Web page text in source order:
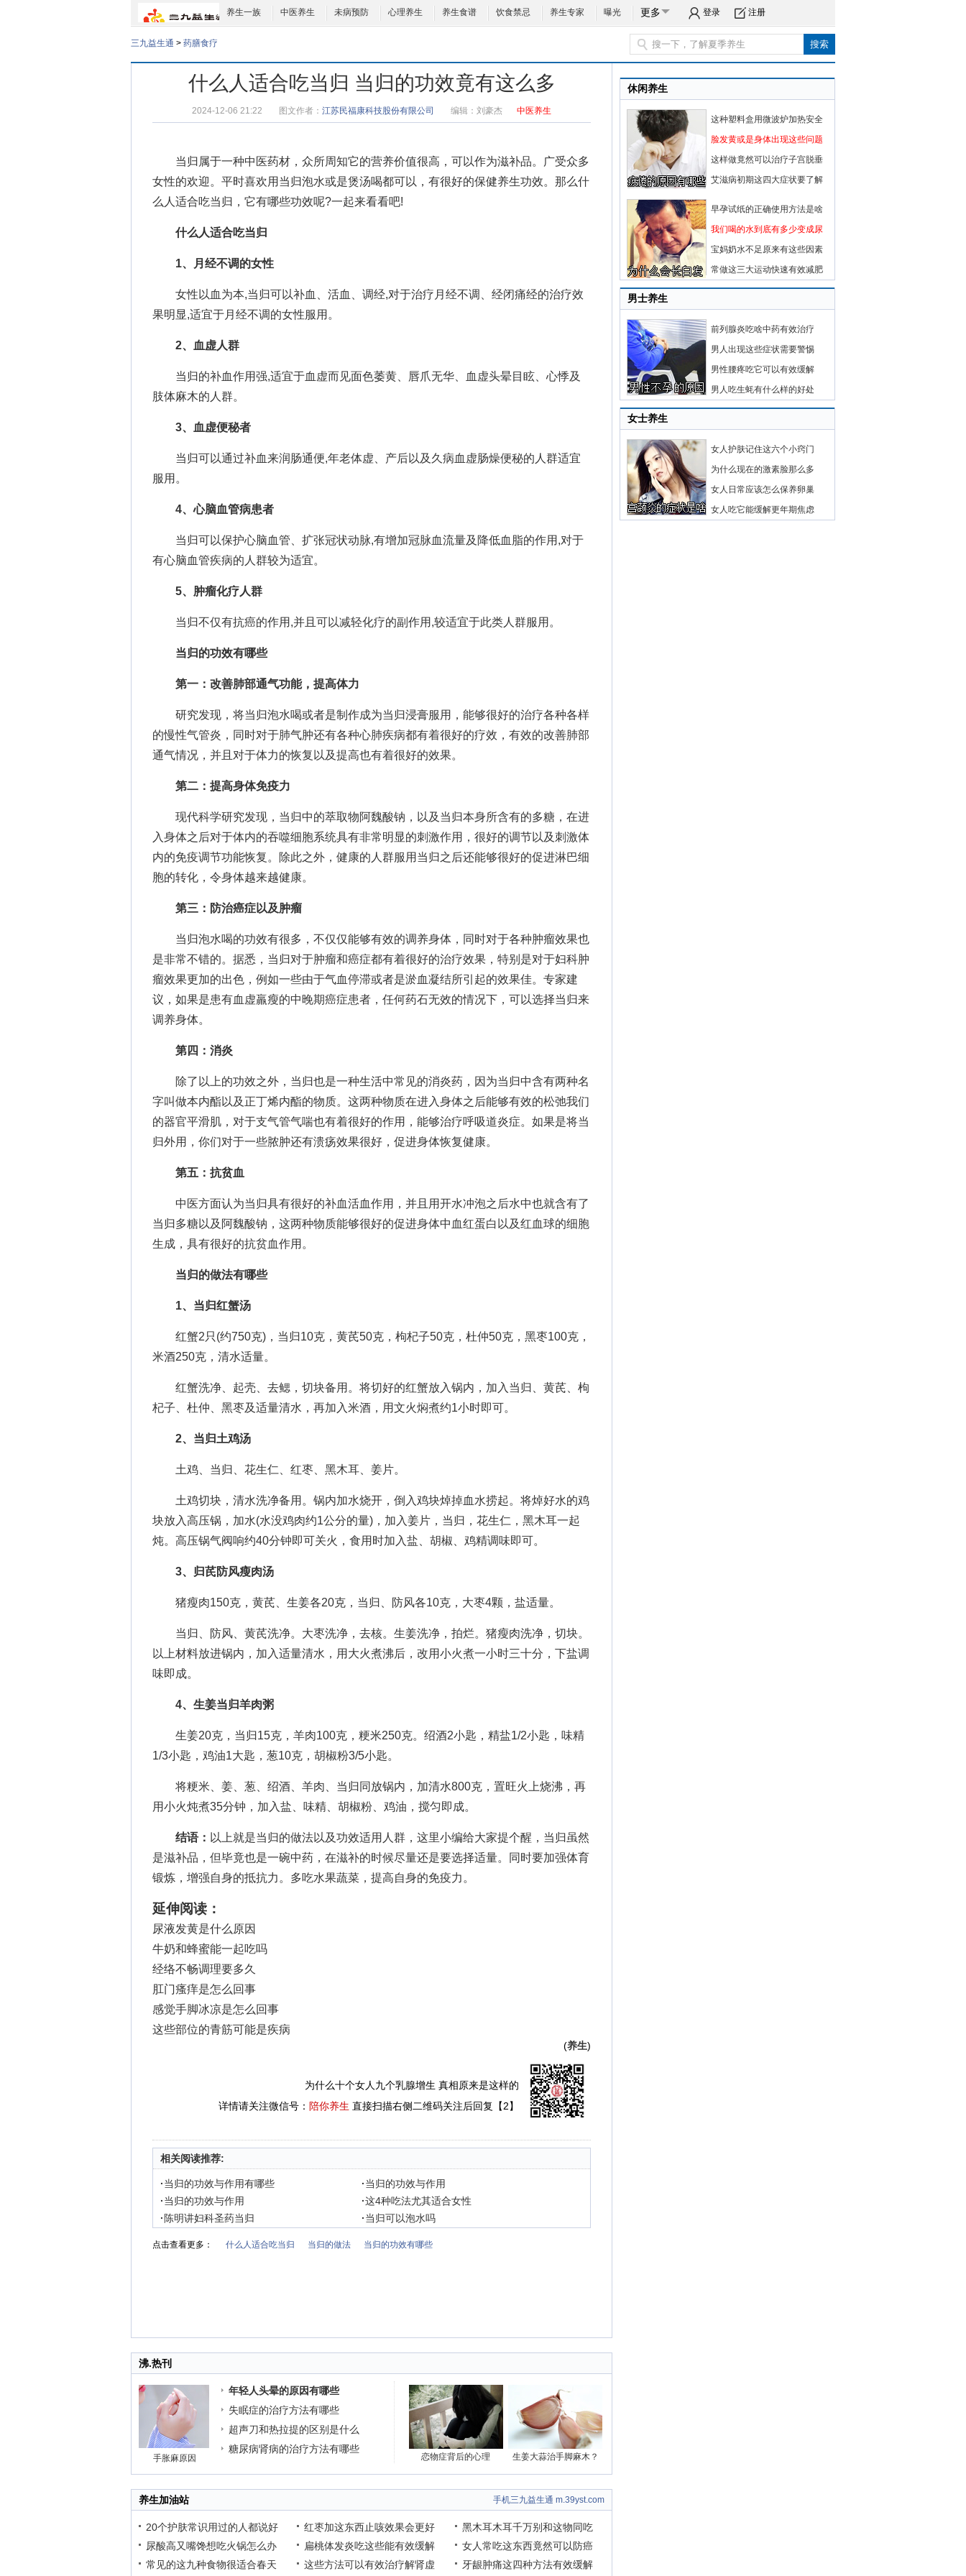
养生一族 中医养生 未病预防 心理养生 养生食谱 饮食禁忌 养生专家 曝光 更多 登录 注册
三九益生通 > 药膳食疗
什么人适合吃当归 当归的功效竟有这么多
2024-12-06 21:22 图文作者： 江苏民福康科技股份有限公司 编辑： 刘豪杰 中医养生
当归属于一种中医药材，众所周知它的营养价值很高，可以作为滋补品。广受众多
女性的欢迎。平时喜欢用当归泡水或是煲汤喝都可以，有很好的保健养生功效。那么什
么人适合吃当归 ，它有哪些功效呢?一起来看看吧!
什么人适合吃当归
1、月经不调的女性
女性以血为本,当归可以补血、活血、调经,对于治疗月经不调、经闭痛经的治疗效
果明显,适宜于月经不调的女性服用。
2、血虚人群
当归的补血作用强,适宜于血虚而见面色萎黄、唇爪无华、血虚头晕目眩、心悸及
肢体麻木的人群。
3、血虚便秘者
当归可以通过补血来润肠通便,年老体虚、产后以及久病血虚肠燥便秘的人群适宜
服用。
4、心脑血管病患者
当归可以保护心脑血管、扩张冠状动脉,有增加冠脉血流量及降低血脂的作用,对于
有心脑血管疾病的人群较为适宜。
5、肿瘤化疗人群
当归不仅有抗癌的作用,并且可以减轻化疗的副作用,较适宜于此类人群服用。
当归的功效有哪些
第一：改善肺部通气功能，提高体力
研究发现，将当归泡水喝或者是制作成为当归浸膏服用，能够很好的治疗各种各样
的慢性气管炎，同时对于肺气肿还有各种心肺疾病都有着很好的疗效，有效的改善肺部
通气情况，并且对于体力的恢复以及提高也有着很好的效果。
第二：提高身体免疫力
现代科学研究发现，当归中的萃取物阿魏酸钠，以及当归本身所含有的多糖，在进
入身体之后对于体内的吞噬细胞系统具有非常明显的刺激作用，很好的调节以及刺激体
内的免疫调节功能恢复。除此之外，健康的人群服用当归之后还能够很好的促进淋巴细
胞的转化，令身体越来越健康。
第三：防治癌症以及肿瘤
当归泡水喝的功效有很多，不仅仅能够有效的调养身体，同时对于各种肿瘤效果也
是非常不错的。据悉，当归对于肿瘤和癌症都有着很好的治疗效果，特别是对于妇科肿
瘤效果更加的出色，例如一些由于气血停滞或者是淤血凝结所引起的效果佳。专家建
议，如果是患有血虚羸瘦的中晚期癌症患者，任何药石无效的情况下，可以选择当归来
调养身体。
第四：消炎
除了以上的功效之外，当归也是一种生活中常见的消炎药，因为当归中含有两种名
字叫做本内酯以及正丁烯内酯的物质。这两种物质在进入身体之后能够有效的松弛我们
的器官平滑肌，对于支气管气喘也有着很好的作用，能够治疗呼吸道炎症。如果是将当
归外用，你们对于一些脓肿还有溃疡效果很好，促进身体恢复健康。
第五：抗贫血
中医方面认为当归具有很好的补血活血作用，并且用开水冲泡之后水中也就含有了
当归多糖以及阿魏酸钠，这两种物质能够很好的促进身体中血红蛋白以及红血球的细胞
生成，具有很好的抗贫血作用。
当归的做法有哪些
1、当归红蟹汤
红蟹2只(约750克)，当归10克，黄芪50克，枸杞子50克，杜仲50克，黑枣100克，
米酒250克，清水适量。
红蟹洗净、起壳、去鳃，切块备用。将切好的红蟹放入锅内，加入当归、黄芪、枸
杞子、杜仲、黑枣及适量清水，再加入米酒，用文火焖煮约1小时即可。
2、当归土鸡汤
土鸡、当归、花生仁、红枣、黑木耳、姜片。
土鸡切块，清水洗净备用。锅内加水烧开，倒入鸡块焯掉血水捞起。将焯好水的鸡
块放入高压锅，加水(水没鸡肉约1公分的量)，加入姜片，当归，花生仁，黑木耳一起
炖。高压锅气阀响约40分钟即可关火，食用时加入盐、胡椒、鸡精调味即可。
3、归芪防风瘦肉汤
猪瘦肉150克，黄芪、生姜各20克，当归、防风各10克，大枣4颗，盐适量。
当归、防风、黄芪洗净。大枣洗净，去核。生姜洗净，拍烂。猪瘦肉洗净，切块。
以上材料放进锅内，加入适量清水，用大火煮沸后，改用小火煮一小时三十分，下盐调
味即成。
4、生姜当归羊肉粥
生姜20克，当归15克，羊肉100克，粳米250克。绍酒2小匙，精盐1/2小匙，味精
1/3小匙，鸡油1大匙，葱10克，胡椒粉3/5小匙。
将粳米、姜、葱、绍酒、羊肉、当归同放锅内，加清水800克，置旺火上烧沸，再
用小火炖煮35分钟，加入盐、味精、胡椒粉、鸡油，搅匀即成。
结语： 以上就是当归的做法以及功效适用人群，这里小编给大家提个醒，当归虽然
是滋补品，但毕竟也是一碗中药，在滋补的时候尽量还是要选择适量。同时要加强体育
锻炼，增强自身的抵抗力。多吃水果蔬菜，提高自身的免疫力。
延伸阅读：
尿液发黄是什么原因
牛奶和蜂蜜能一起吃吗
经络不畅调理要多久
肛门瘙痒是怎么回事
感觉手脚冰凉是怎么回事
这些部位的青筋可能是疾病
(养生)
为什么十个女人九个乳腺增生 真相原来是这样的
详情请关注微信号： 陪你养生 直接扫描右侧二维码关注后回复【2】
相关阅读推荐:
·当归的功效与作用有哪些 ·当归的功效与作用
·当归的功效与作用 ·这4种吃法尤其适合女性
· 陈明讲妇科圣药当归 ·当归可以泡水吗
点击查看更多： 什么人适合吃当归 当归的做法 当归的功效有哪些
沸.热刊
手胀麻原因
年轻人头晕的原因有哪些
失眠症的治疗方法有哪些
超声刀和热拉提的区别是什么
糖尿病肾病的治疗方法有哪些
恋物症背后的心理 生姜大蒜治手脚麻木？
养生加油站 手机三九益生通 m.39yst.com
20个护肤常识用过的人都说好
尿酸高又嘴馋想吃火锅怎么办
常见的这九种食物很适合春天
红枣加这东西止咳效果会更好
扁桃体发炎吃这些能有效缓解
这些方法可以有效治疗解肾虚
黑木耳木耳千万别和这物同吃
女人常吃这东西竟然可以防癌
牙龈肿痛这四种方法有效缓解
休闲养生
这种塑料盒用微波炉加热安全
脸发黄或是身体出现这些问题
这样做竟然可以治疗子宫脱垂
艾滋病初期这四大症状要了解
早孕试纸的正确使用方法是啥
我们喝的水到底有多少变成尿
宝妈奶水不足原来有这些因素
常做这三大运动快速有效减肥
男士养生
前列腺炎吃啥中药有效治疗
男人出现这些症状需要警惕
男性腰疼吃它可以有效缓解
男人吃生蚝有什么样的好处
女士养生
女人护肤记住这六个小窍门
为什么现在的激素脸那么多
女人日常应该怎么保养卵巢
女人吃它能缓解更年期焦虑